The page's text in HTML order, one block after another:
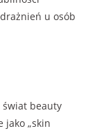
u osób
świat beauty
jako „skin